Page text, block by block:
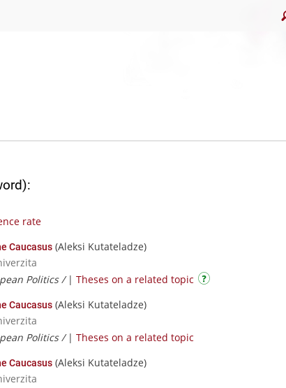
rate
Caucasus (Aleksi Kutateladze)
Politics / | Theses on a related topic
Caucasus (Aleksi Kutateladze)
Politics / | Theses on a related topic
Caucasus (Aleksi Kutateladze)